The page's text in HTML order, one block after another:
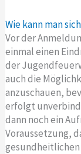
Wie kann man
Vor der
einmal einen
der
auch die
anzuschauen,
erfolgt
dann noch ein
Voraussetzung,
gesundheitlichen